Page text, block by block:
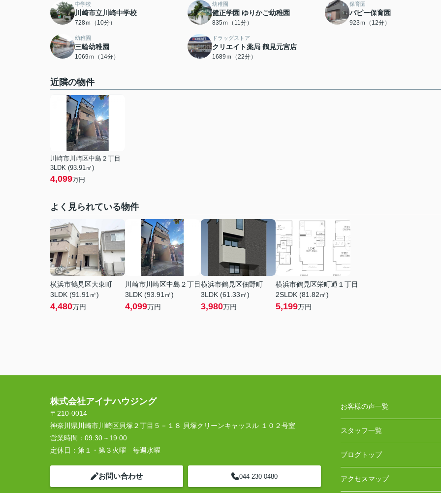
中学校
川崎市立川崎中学校
728ｍ（10分）
幼稚園
健正学園 ゆりかご幼稚園
835ｍ（11分）
保育園
パピー保育園
923ｍ（12分）
幼稚園
三輪幼稚園
1069ｍ（14分）
ドラッグストア
クリエイト薬局 鶴見元宮店
1689ｍ（22分）
近隣の物件
川崎市川崎区中島２丁目
3LDK (93.91㎡)
4,099万円
よく見られている物件
横浜市鶴見区大東町
3LDK (91.91㎡)
4,480万円
川崎市川崎区中島２丁目
3LDK (93.91㎡)
4,099万円
横浜市鶴見区佃野町
3LDK (61.33㎡)
3,980万円
横浜市鶴見区栄町通１丁目
2SLDK (81.82㎡)
5,199万円
株式会社アイナハウジング
〒210-0014
神奈川県川崎市川崎区貝塚２丁目５－１８ 貝塚クリーンキャッスル １０２号室
営業時間： 09:30～19:00
定休日： 第１・第３火曜 毎週水曜
お問い合わせ 044-230-0480
お客様の声一覧
スタッフ一覧
ブログトップ
アクセスマップ